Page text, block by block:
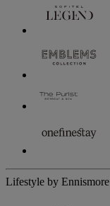
Lifestyle by Ennismore